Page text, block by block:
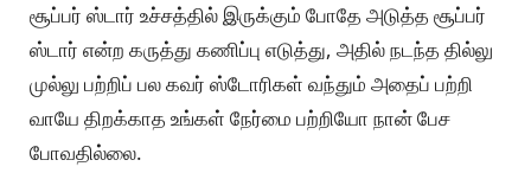
சூப்பர் ஸ்டார் உச்சத்தில் இருக்கும் போதே அடுத்த சூப்பர்
ஸ்டார் என்ற கருத்து கணிப்பு எடுத்து, அதில் நடந்த தில்லு
முல்லு பற்றிப் பல கவர் ஸ்டோரிகள் வந்தும் அதைப் பற்றி
வாயே திறக்காத உங்கள் நேர்மை பற்றியோ நான் பேச
போவதில்லை.